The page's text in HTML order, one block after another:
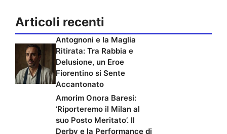
Articoli recenti
Antognoni e la Maglia
Ritirata: Tra Rabbia e
Delusione, un Eroe
Fiorentino si Sente
Accantonato
Amorim Onora Baresi:
‘Riporteremo il Milan al
suo Posto Meritato’. Il
Derby e la Performance di